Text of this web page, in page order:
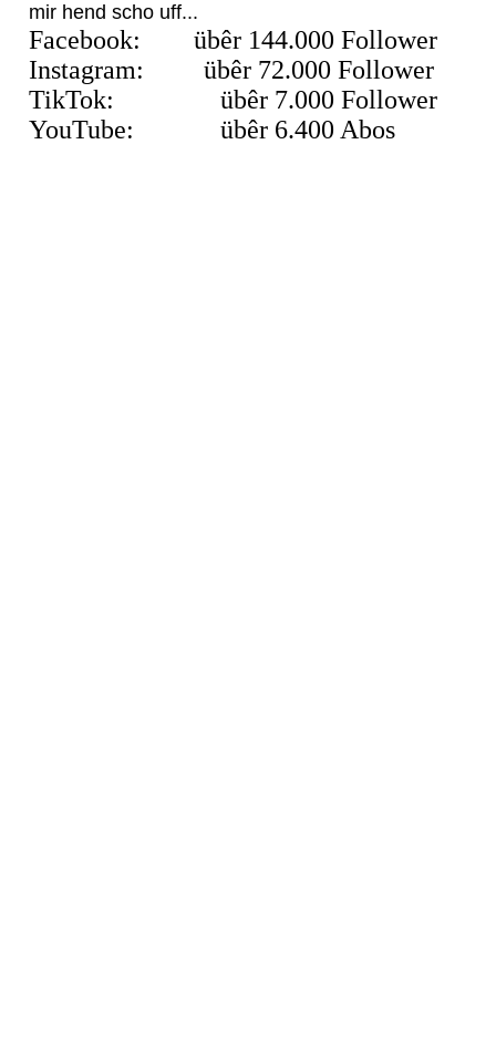
mir hend scho uff...
Facebook: übêr 144.000 Follower
Instagram: übêr 72.000 Follower
TikTok: übêr 7.000 Follower
YouTube: übêr 6.400 Abos